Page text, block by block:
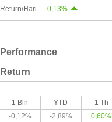
Return/Hari 0,13%
Performance
Return
1 Bln YTD 1 Th
-0,12%
-2,89% 0,60%